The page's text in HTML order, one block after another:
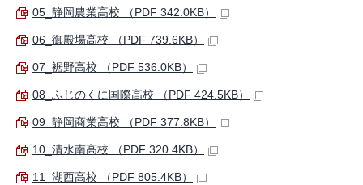
05_静岡農業高校 （PDF 342.0KB）
06_御殿場高校 （PDF 739.6KB）
07_裾野高校 （PDF 536.0KB）
08_ふじのくに国際高校 （PDF 424.5KB）
09_静岡商業高校 （PDF 377.8KB）
10_清水南高校 （PDF 320.4KB）
11_湖西高校 （PDF 805.4KB）